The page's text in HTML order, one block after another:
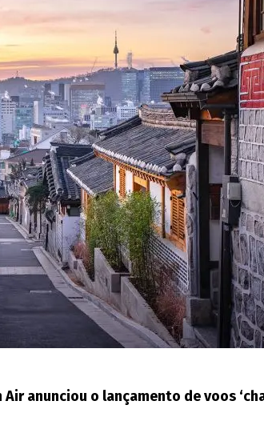
anunciou o lançamento de voos